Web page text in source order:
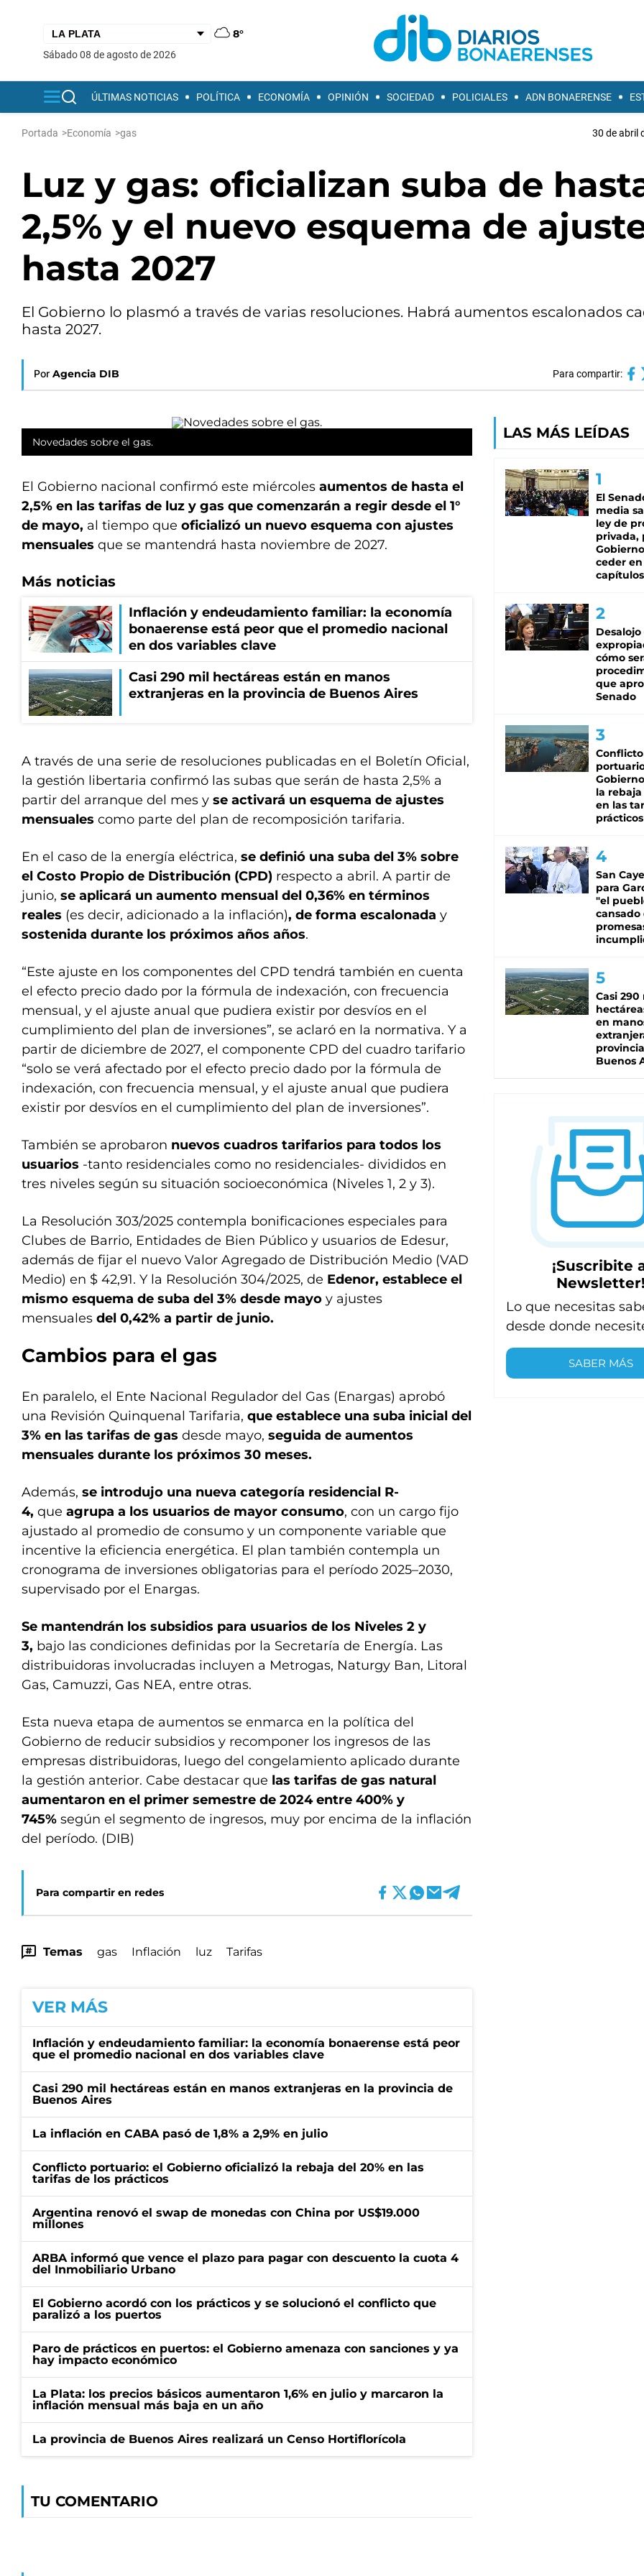
8°
sábado 08 de agosto de 2026
ÚLTIMAS NOTICIAS POLÍTICA ECONOMÍA OPINIÓN SOCIEDAD POLICIALES ADN BONAERENSE
Portada >Economía >gas 30 de abril
Luz y gas: oficializan suba de
2,5% y el nuevo esquema de
hasta 2027
El Gobierno lo plasmó a través de varias resoluciones. Habrá aumentos escalonados
hasta 2027.
Por Agencia DIB Para compartir:
Novedades sobre el gas.
El Gobierno nacional confirmó este miércoles aumentos de hasta el
2,5% en las tarifas de luz y gas que comenzarán a regir desde el 1°
de mayo, al tiempo que oficializó un nuevo esquema con ajustes
mensuales que se mantendrá hasta noviembre de 2027.
Más noticias
Inflación y endeudamiento familiar: la economía
bonaerense está peor que el promedio nacional
en dos variables clave
Casi 290 mil hectáreas están en manos
extranjeras en la provincia de Buenos Aires
A través de una serie de resoluciones publicadas en el Boletín Oficial,
la gestión libertaria confirmó las subas que serán de hasta 2,5% a
partir del arranque del mes y se activará un esquema de ajustes
mensuales como parte del plan de recomposición tarifaria.
En el caso de la energía eléctrica, se definió una suba del 3% sobre
el Costo Propio de Distribución (CPD) respecto a abril. A partir de
junio, se aplicará un aumento mensual del 0,36% en términos
reales (es decir, adicionado a la inflación), de forma escalonada y
sostenida durante los próximos años años.
“Este ajuste en los componentes del CPD tendrá también en cuenta
el efecto precio dado por la fórmula de indexación, con frecuencia
mensual, y el ajuste anual que pudiera existir por desvíos en el
cumplimiento del plan de inversiones”, se aclaró en la normativa. Y a
partir de diciembre de 2027, el componente CPD del cuadro tarifario
“solo se verá afectado por el efecto precio dado por la fórmula de
indexación, con frecuencia mensual, y el ajuste anual que pudiera
existir por desvíos en el cumplimiento del plan de inversiones”.
También se aprobaron nuevos cuadros tarifarios para todos los
usuarios -tanto residenciales como no residenciales- divididos en
tres niveles según su situación socioeconómica (Niveles 1, 2 y 3).
La Resolución 303/2025 contempla bonificaciones especiales para
Clubes de Barrio, Entidades de Bien Público y usuarios de Edesur,
además de fijar el nuevo Valor Agregado de Distribución Medio (VAD
Medio) en $ 42,91. Y la Resolución 304/2025, de Edenor, establece el
mismo esquema de suba del 3% desde mayo y ajustes
mensuales del 0,42% a partir de junio.
Cambios para el gas
En paralelo, el Ente Nacional Regulador del Gas (Enargas) aprobó
una Revisión Quinquenal Tarifaria, que establece una suba inicial del
3% en las tarifas de gas desde mayo, seguida de aumentos
mensuales durante los próximos 30 meses.
Además, se introdujo una nueva categoría residencial R-
4, que agrupa a los usuarios de mayor consumo, con un cargo fijo
ajustado al promedio de consumo y un componente variable que
incentive la eficiencia energética. El plan también contempla un
cronograma de inversiones obligatorias para el período 2025–2030,
supervisado por el Enargas.
Se mantendrán los subsidios para usuarios de los Niveles 2 y
3, bajo las condiciones definidas por la Secretaría de Energía. Las
distribuidoras involucradas incluyen a Metrogas, Naturgy Ban, Litoral
Gas, Camuzzi, Gas NEA, entre otras.
Esta nueva etapa de aumentos se enmarca en la política del
Gobierno de reducir subsidios y recomponer los ingresos de las
empresas distribuidoras, luego del congelamiento aplicado durante
la gestión anterior. Cabe destacar que las tarifas de gas natural
aumentaron en el primer semestre de 2024 entre 400% y
745% según el segmento de ingresos, muy por encima de la inflación
del período. (DIB)
Para compartir en redes
Temas gas Inflación luz Tarifas
VER MÁS
Inflación y endeudamiento familiar: la economía bonaerense está peor
que el promedio nacional en dos variables clave
Casi 290 mil hectáreas están en manos extranjeras en la provincia de
Buenos Aires
La inflación en CABA pasó de 1,8% a 2,9% en julio
Conflicto portuario: el Gobierno oficializó la rebaja del 20% en las
tarifas de los prácticos
Argentina renovó el swap de monedas con China por US$19.000
millones
ARBA informó que vence el plazo para pagar con descuento la cuota 4
del Inmobiliario Urbano
El Gobierno acordó con los prácticos y se solucionó el conflicto que
paralizó a los puertos
Paro de prácticos en puertos: el Gobierno amenaza con sanciones y ya
hay impacto económico
La Plata: los precios básicos aumentaron 1,6% en julio y marcaron la
inflación mensual más baja en un año
La provincia de Buenos Aires realizará un Censo Hortiflorícola
TU COMENTARIO
LAS MÁS LEÍDAS
El
media
ley de
privada,
ceder
capítulos
cómo
que
Senado
Conflicto
la rebaja
en las
prácticos
San
para
"el
cansado
Casi 290
en
Buenos
¡Suscribite
Newsletter!
Lo que necesitas
desde donde
SABER MÁS